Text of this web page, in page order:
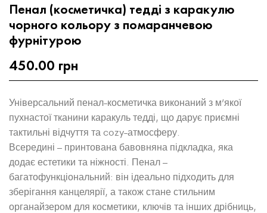
Пенал (косметичка) тедді з каракулю
чорного кольору з помаранчевою
фурнітурою
450.00 грн
Універсальний пенал-косметичка виконаний з м’якої
пухнастої тканини каракуль тедді, що дарує приємні
тактильні відчуття та cozy-атмосферу.
Всередині – принтована бавовняна підкладка, яка
додає естетики та ніжності. Пенал –
багатофункціональний: він ідеально підходить для
зберігання канцелярії, а також стане стильним
органайзером для косметики, ключів та інших дрібниць,